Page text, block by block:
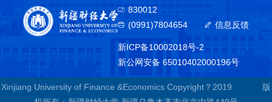
830012
(0991)7804654
信息反馈
新ICP备10002018号-2
新公网安备 65010402000196号
Xinjiang University of Finance &Economics Copyright？2019 版